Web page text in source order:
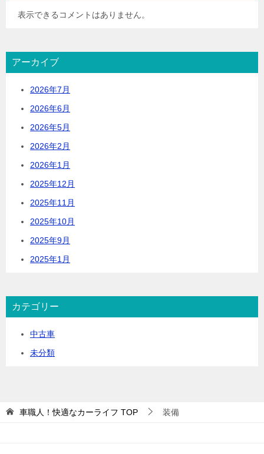
表示できるコメントはありません。
アーカイブ
2026年7月
2026年6月
2026年5月
2026年2月
2026年1月
2025年12月
2025年11月
2025年10月
2025年9月
2025年1月
カテゴリー
中古車
未分類
車職人！快適なカーライフ TOP 装備